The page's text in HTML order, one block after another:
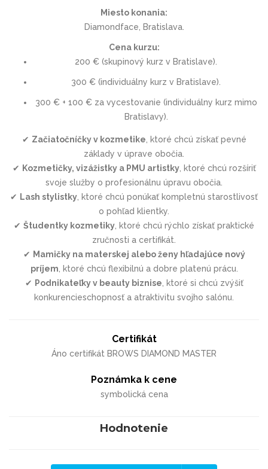
Miesto konania:
Diamondface, Bratislava.
Cena kurzu:
200 € (skupinový kurz v Bratislave).
300 € (individuálny kurz v Bratislave).
300 € + 100 € za vycestovanie (individuálny kurz mimo
Bratislavy).
✔ Začiatočníčky v kozmetike , ktoré chcú získať pevné
základy v úprave obočia.
✔ Kozmetičky, vizážistky a PMU artistky, ktoré chcú rozšíriť
svoje služby o profesionálnu úpravu obočia.
✔ Lash stylistky , ktoré chcú ponúkať kompletnú starostlivosť
o pohľad klientky.
✔ Študentky kozmetiky , ktoré chcú rýchlo získať praktické
zručnosti a certifikát.
✔ Mamičky na materskej alebo ženy hľadajúce nový
príjem , ktoré chcú flexibilnú a dobre platenú prácu.
✔ Podnikateľky v beauty biznise , ktoré si chcú zvýšiť
konkurencieschopnosť a atraktivitu svojho salónu.
Certifikát
Áno certifikát BROWS DIAMOND MASTER
Poznámka k cene
symbolická cena
Hodnotenie